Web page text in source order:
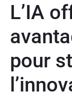
L’IA
pour